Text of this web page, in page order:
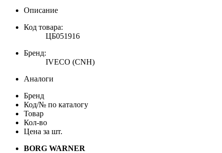
Описание
Код товара:
ЦБ051916
Бренд:
IVECO (CNH)
Аналоги
Бренд
Код/№ по каталогу
Товар
Кол-во
Цена за шт.
BORG WARNER